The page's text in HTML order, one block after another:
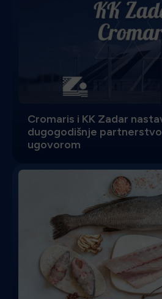
Cromaris i KK Zadar
dugogodišnje
ugovorom